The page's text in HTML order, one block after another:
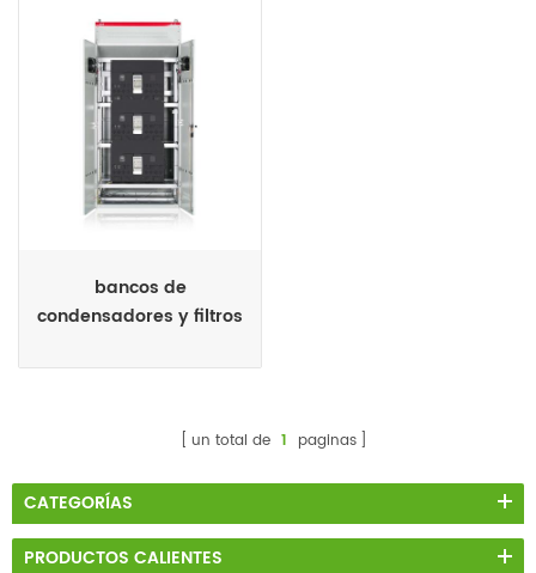
bancos de
condensadores y filtros
tensión
un total de 1 paginas
CATEGORÍAS
PRODUCTOS CALIENTES